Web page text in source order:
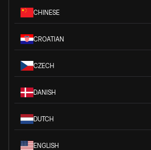
CHINESE
CROATIAN
CZECH
DANISH
DUTCH
ENGLISH